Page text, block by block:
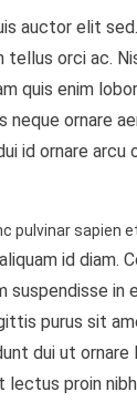
auctor elit
tellus orci ac.
quis enim
ornare
id ornare arcu
pulvinar sapien
id diam.
suspendisse in
purus sit
dui ut
lectus proin